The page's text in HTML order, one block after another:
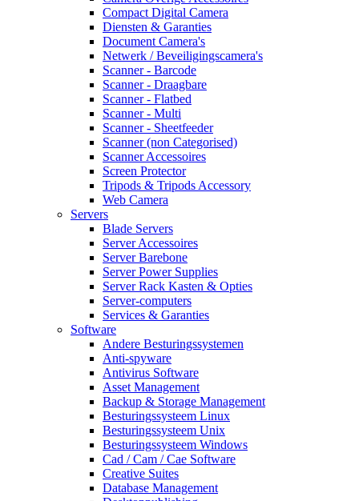
Compact Digital Camera
Diensten & Garanties
Document Camera's
Netwerk / Beveiligingscamera's
Scanner - Barcode
Scanner - Draagbare
Scanner - Flatbed
Scanner - Multi
Scanner - Sheetfeeder
Scanner (non Categorised)
Scanner Accessoires
Screen Protector
Tripods & Tripods Accessory
Web Camera
Servers
Blade Servers
Server Accessoires
Server Barebone
Server Power Supplies
Server Rack Kasten & Opties
Server-computers
Services & Garanties
Software
Andere Besturingssystemen
Anti-spyware
Antivirus Software
Asset Management
Backup & Storage Management
Besturingssysteem Linux
Besturingssysteem Unix
Besturingssysteem Windows
Cad / Cam / Cae Software
Creative Suites
Database Management